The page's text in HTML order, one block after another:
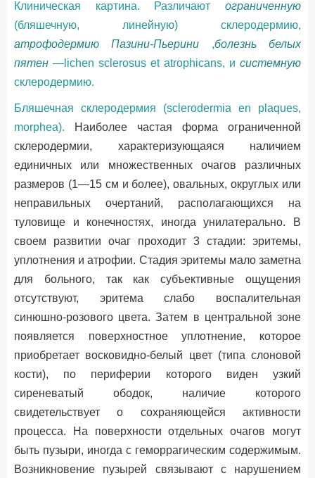
Клиническая картина. Различают ограниченную
(бляшечную, линейную) склеродермию,
атрофодермию Пазини-Пьерини ,болезнь белых
пятен —lichen sclerosus et atrophicans, и системную
склеродермию.
Бляшечная склеродермия (sclerodermia en plaques,
morphea). Наиболее частая форма ограниченной
склеродермии, характеризующаяся наличием
единичных или множественных очагов различных
размеров (1—15 см и более), овальных, округлых или
неправильных очертаний, располагающихся на
туловище и конечностях, иногда унилатерально. В
своем развитии очаг проходит 3 стадии: эритемы,
уплотнения и атрофии. Стадия эритемы мало заметна
для больного, так как субъективные ощущения
отсутствуют, эритема слабо воспалительная
синюшно-розового цвета. Затем в центральной зоне
появляется поверхностное уплотнение, которое
приобретает восковидно-белый цвет (типа слоновой
кости), по периферии которого виден узкий
сиреневатый ободок, наличие которого
свидетельствует о сохраняющейся активности
процесса. На поверхности отдельных очагов могут
быть пузыри, иногда с геморрагическим содержимым.
Возникновение пузырей связывают с нарушением